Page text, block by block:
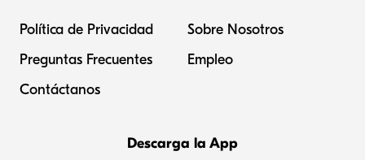
Política de Privacidad
Preguntas Frecuentes
Contáctanos
Sobre Nosotros
Empleo
Descarga la App